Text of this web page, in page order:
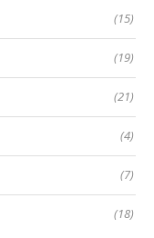
(15)
(19)
(21)
(4)
(7)
(18)